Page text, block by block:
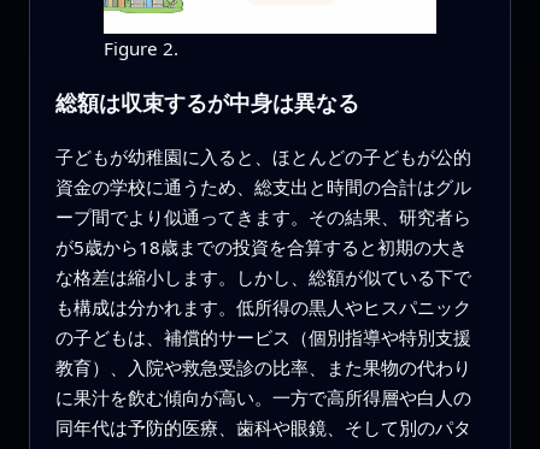
Figure 2.
総額は収束するが中身は異なる
子どもが幼稚園に入ると、ほとんどの子どもが公的
資金の学校に通うため、総支出と時間の合計はグル
ープ間でより似通ってきます。その結果、研究者ら
が5歳から18歳までの投資を合算すると初期の大き
な格差は縮小します。しかし、総額が似ている下で
も構成は分かれます。低所得の黒人やヒスパニック
の子どもは、補償的サービス（個別指導や特別支援
教育）、入院や救急受診の比率、また果物の代わり
に果汁を飲む傾向が高い。一方で高所得層や白人の
同年代は予防的医療、歯科や眼鏡、そして別のパタ